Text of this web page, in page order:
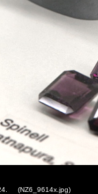
(NZ6_9614x.jpg)